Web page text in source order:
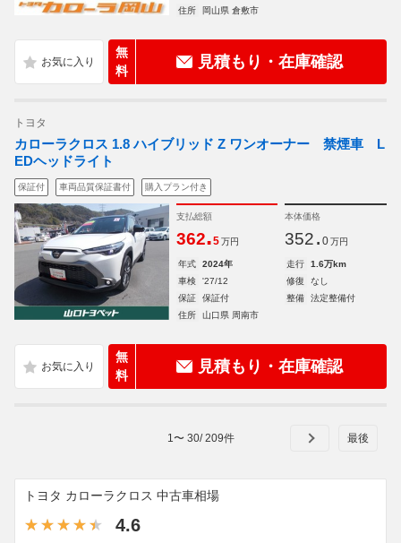
住所 岡山県 倉敷市
無
料
見積もり・在庫確認
トヨタ
カローラクロス 1.8 ハイブリッド Z ワンオーナー 禁煙車 L
EDヘッドライト
保証付 車両品質保証書付 購入プラン付き
支払総額
362.5 万円
本体価格
352. 0 万円
年式 2024年 走行
1.6万km
車検
'27/12 修復
なし
保証
保証付 整備
法定整備付
住所
山口県 周南市
無
料
見積もり・在庫確認
1 〜 30/209件
トヨタ カローラクロス 中古車相場
4.6